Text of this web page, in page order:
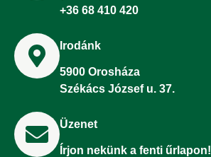
+36 68 410 420
Irodánk
5900 Orosháza
Székács József u. 37.
Üzenet
Írjon nekünk a fenti űrlapon!